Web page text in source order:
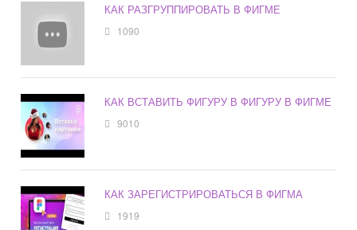
КАК РАЗГРУППИРОВАТЬ В ФИГМЕ
1090
КАК ВСТАВИТЬ ФИГУРУ В ФИГУРУ В ФИГМЕ
9010
КАК ЗАРЕГИСТРИРОВАТЬСЯ В ФИГМА
1919